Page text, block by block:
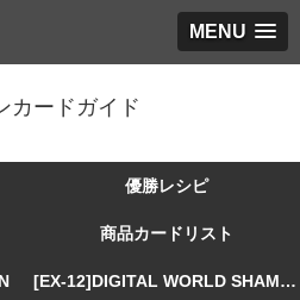
MENU
カードガイド
優勝レシピ
商品カードリスト
[EX-12]DIGITAL WORLD SHAMBALA